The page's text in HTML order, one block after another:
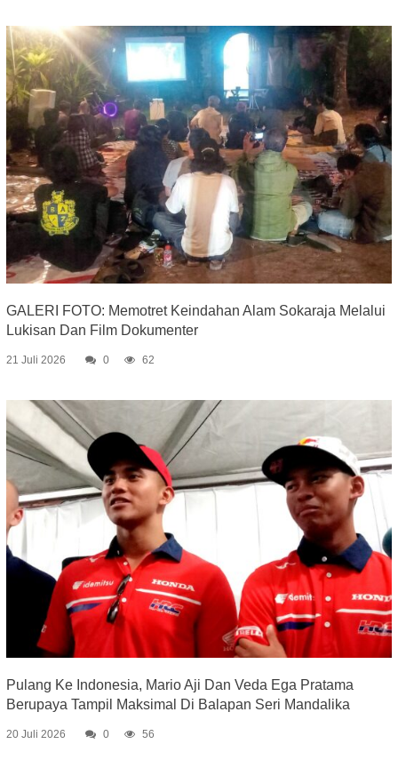
GALERI FOTO: Memotret Keindahan Alam Sokaraja Melalui
Lukisan Dan Film Dokumenter
21 Juli 2026 0 62
Pulang Ke Indonesia, Mario Aji Dan Veda Ega Pratama
Berupaya Tampil Maksimal Di Balapan Seri Mandalika
20 Juli 2026 0 56